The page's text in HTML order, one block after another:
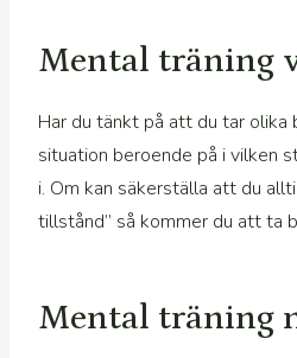
Mental träning
Har du tänkt på att du tar
situation beroende på i vilken
i. Om kan säkerställa att du
tillstånd” så kommer du att ta
Mental träning